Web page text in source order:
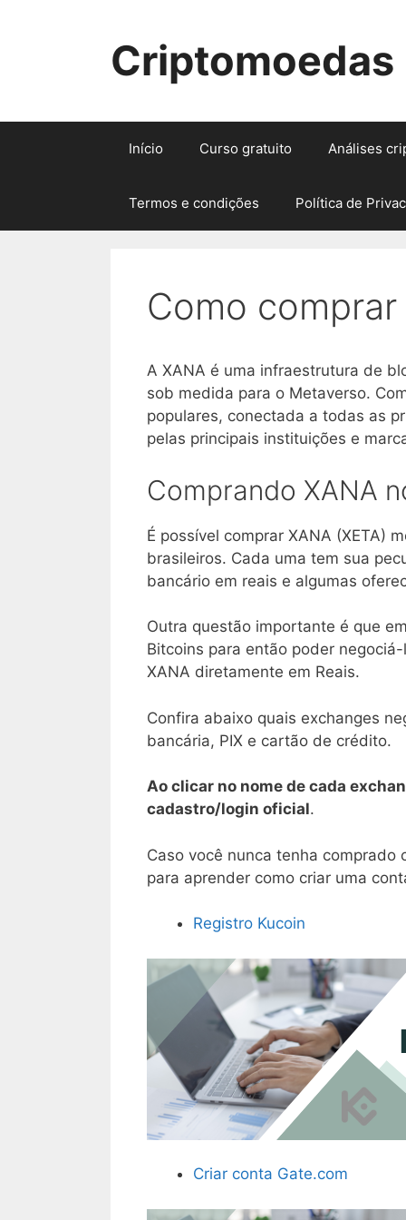
Criptomoedas
Início Curso gratuito Análises
Termos e condições Política de
Como comprar
A XANA é uma infraestrutura de
sob medida para o Metaverso.
populares, conectada a todas as
pelas principais instituições e
Comprando XANA
É possível comprar XANA (XETA)
brasileiros. Cada uma tem sua
bancário em reais e algumas
Outra questão importante é que
Bitcoins para então poder
XANA diretamente em Reais.
Confira abaixo quais exchanges
bancária, PIX e cartão de crédito.
Ao clicar no nome de cada
cadastro/login oficial.
Caso você nunca tenha
para aprender como criar uma
Registro Kucoin
Criar conta Gate.com